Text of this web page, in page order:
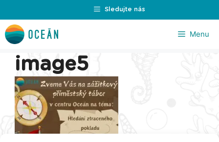
na
obsah
Sledujte nás
Menu
image5